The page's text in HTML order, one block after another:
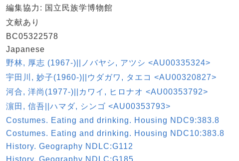
編集協力: 国立民族学博物館
文献あり
BC05322578
Japanese
野林, 厚志 (1967-)||ノバヤシ, アツシ <AU00335324>
宇田川, 妙子(1960-)||ウダガワ, タエコ <AU00320827>
河合, 洋尚(1977-)||カワイ, ヒロナオ <AU00353792>
濵田, 信吾||ハマダ, シンゴ <AU00353793>
Costumes. Eating and drinking. Housing NDC9:383.8
Costumes. Eating and drinking. Housing NDC10:383.8
History. Geography NDLC:G112
History. Geography NDLC:G185